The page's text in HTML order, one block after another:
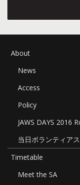
About
News
Access
Policy
JAWS DAYS 2016
当日ボランティア
Timetable
Meet the SA